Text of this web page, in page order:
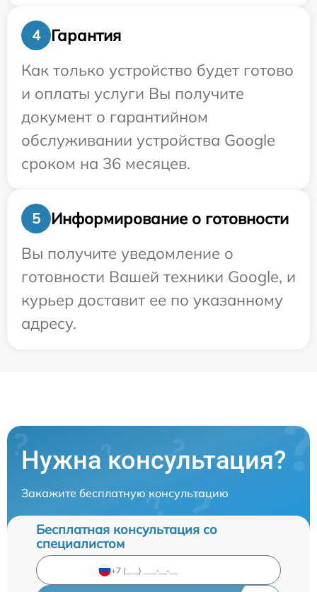
4
Гарантия
Как только устройство будет готово
и оплаты услуги Вы получите
документ о гарантийном
обслуживании устройства Google
сроком на 36 месяцев.
5
Информирование о готовности
Вы получите уведомление о
готовности Вашей техники Google, и
курьер доставит ее по указанному
адресу.
Нужна консультация?
Закажите бесплатную консультацию
Бесплатная консультация со
специалистом